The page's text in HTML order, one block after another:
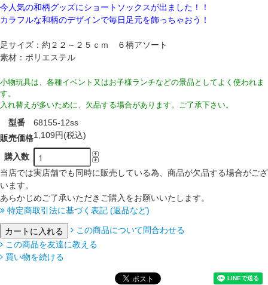
今人気の和柄グッズにショートソックスが出ました！！
カラフルな和柄のデザインで毎日足元を飾っちゃおう！
足サイズ：約２２～２５ｃｍ ６柄アソート
素材：ポリエステル
小物玩具は、各種イベント又はお子様ランチなどの景品としてよく使われま
す。
入れ替えが多いために、欠品する場合があります。ご了承下さい。
型番
68155-12ss
販売価格1,109円(税込)
購入数
当店では実店舗でも同時に販売している為、商品が欠品する場合がござ
います。
あらかじめご了承いただきご購入をお願いいたします。
特定商取引法に基づく表記 (返品など)
この商品について問合わせる
この商品を友達に教える
買い物を続ける